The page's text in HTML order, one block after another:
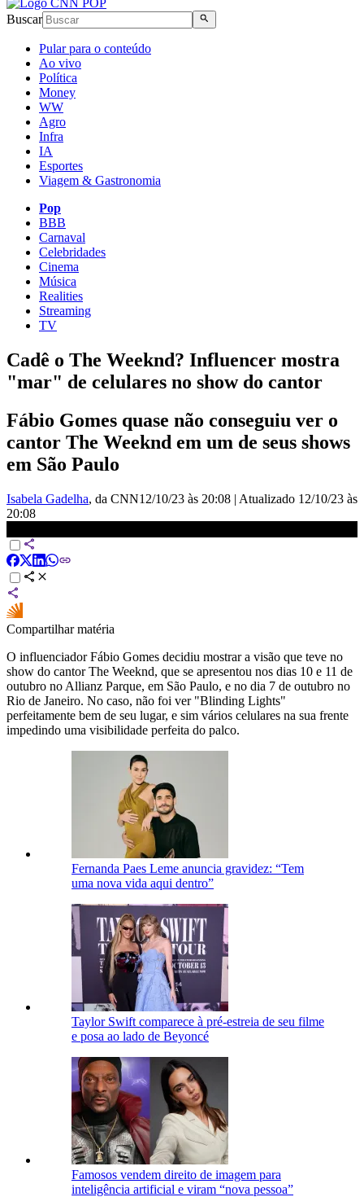
Buscar
Pular para o conteúdo
Ao vivo
Política
Money
WW
Agro
Infra
IA
Esportes
Viagem & Gastronomia
Pop
BBB
Carnaval
Celebridades
Cinema
Música
Realities
Streaming
TV
Cadê o The Weeknd? Influencer mostra
"mar" de celulares no show do cantor
Fábio Gomes quase não conseguiu ver o
cantor The Weeknd em um de seus shows
em São Paulo
Isabela Gadelha, da CNN12/10/23 às 20:08 | Atualizado 12/10/23 às
20:08
Compartilhar matéria
O influenciador Fábio Gomes decidiu mostrar a visão que teve no
show do cantor The Weeknd, que se apresentou nos dias 10 e 11 de
outubro no Allianz Parque, em São Paulo, e no dia 7 de outubro no
Rio de Janeiro. No caso, não foi ver "Blinding Lights"
perfeitamente bem de seu lugar, e sim vários celulares na sua frente
impedindo uma visibilidade perfeita do palco.
Fernanda Paes Leme anuncia gravidez: “Tem
uma nova vida aqui dentro”
Taylor Swift comparece à pré-estreia de seu filme
e posa ao lado de Beyoncé
Famosos vendem direito de imagem para
inteligência artificial e viram “nova pessoa”